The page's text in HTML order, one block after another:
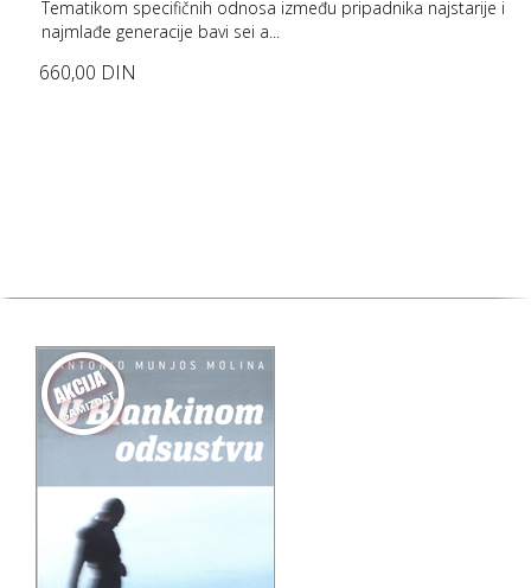
Tematikom specifičnih odnosa između pripadnika najstarije i
najmlađe generacije bavi sei a...
660,00 DIN